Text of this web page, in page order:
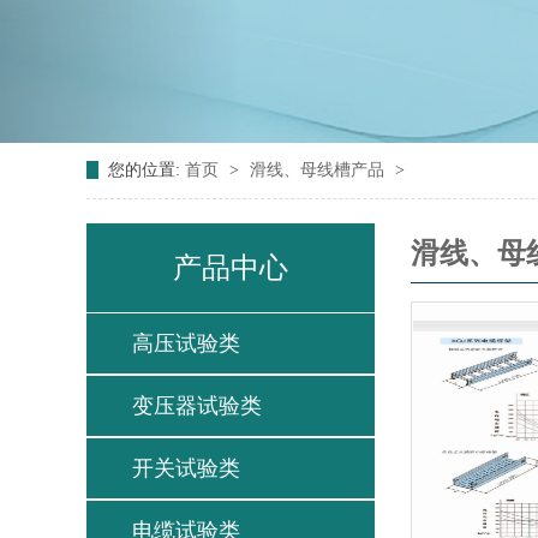
您的位置: 首页 > 滑线、母线槽产品 >
产品中心
高压试验类
变压器试验类
开关试验类
电缆试验类
滑线、母